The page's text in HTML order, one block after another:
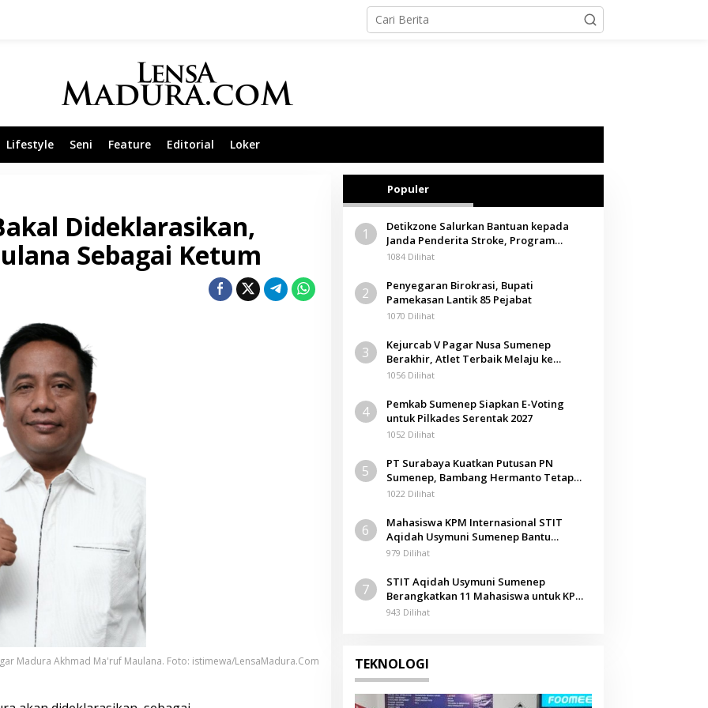
Lifestyle Seni Feature Editorial Loker
Dideklarasikan,
Sebagai Ketum
Madura Akhmad Ma'ruf Maulana. Foto: istimewa/LensaMadura.Com
Populer
1
Detikzone Salurkan Bantuan kepada
Janda Penderita Stroke, Program
Berbagi Masuki Hari ke-61
1084 Dilihat
2
Penyegaran Birokrasi, Bupati
Pamekasan Lantik 85 Pejabat
1070 Dilihat
3
Kejurcab V Pagar Nusa Sumenep
Berakhir, Atlet Terbaik Melaju ke
Kejurwil Jatim
1056 Dilihat
4
Pemkab Sumenep Siapkan E-Voting
untuk Pilkades Serentak 2027
1052 Dilihat
5
PT Surabaya Kuatkan Putusan PN
Sumenep, Bambang Hermanto Tetap
Dinyatakan Pemilik Sah Tanah di
1022 Dilihat
6
Mahasiswa KPM Internasional STIT
Aqidah Usymuni Sumenep Bantu
Pengurusan Jenazah WNI di Malaysia
979 Dilihat
7
STIT Aqidah Usymuni Sumenep
Berangkatkan 11 Mahasiswa untuk KPM
Internasional di Malaysia
943 Dilihat
TEKNOLOGI